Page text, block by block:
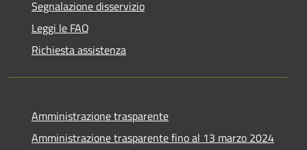
Segnalazione disservizio
Leggi le FAQ
Richiesta assistenza
Amministrazione trasparente
Amministrazione trasparente fino al 13 marzo 2024